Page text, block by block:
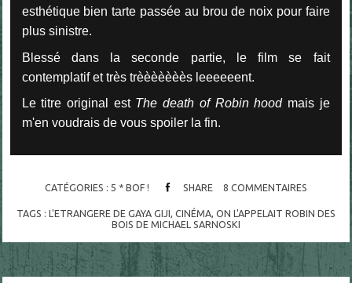
esthétique bien tarte passée au brou de noix pour faire
plus sinistre.
Blessé dans la seconde partie, le film se fait
contemplatif et très trèèèèèèès leeeeeent.
Le titre original est The death of Robin hood mais je
m'en voudrais de vous spoiler la fin.
CATÉGORIES : 5 * BOF ! SHARE 8 COMMENTAIRES
TAGS : L'ETRANGERE DE GAYA GIJI CINÉMA, ON L'APPELAIT ROBIN DES
BOIS DE MICHAEL SARNOSKI